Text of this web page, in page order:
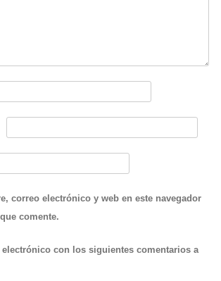
correo electrónico y web en este navegador
comente.
con los siguientes comentarios a